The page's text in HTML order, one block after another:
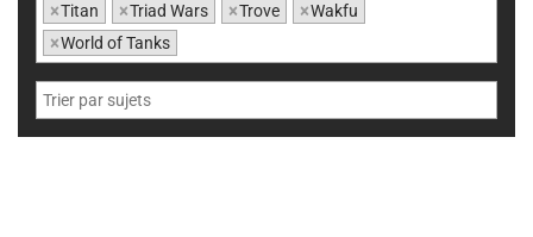
×Titan ×Triad Wars ×Trove ×Wakfu
×World of Tanks